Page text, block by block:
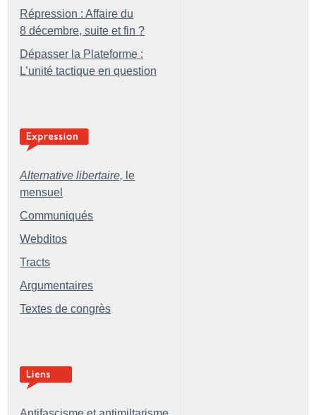
Répression : Affaire du
8 décembre, suite et fin ?
Dépasser la Plateforme :
L’unité tactique en question
Alternative libertaire, le
mensuel
Communiqués
Webditos
Tracts
Argumentaires
Textes de congrès